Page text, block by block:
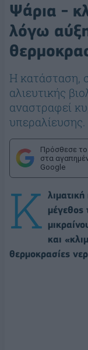
Ψάρια -
λόγω
Η κατάσταση,
αλιευτικής
αναστραφεί
υπεραλίευσης.
Πρόσθεσε το
στα
Google
Κ μέγεθος
και
θερμοκρασίες